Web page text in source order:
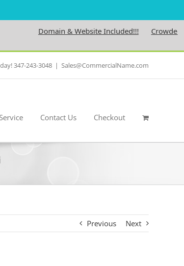
Domain & Website Included!!!
347-243-3048 | Sales@CommercialName.com
Contact Us Checkout
Previous Next